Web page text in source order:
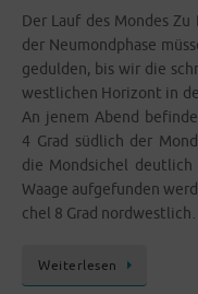
Der Lauf des Mon­des
der Neu­mond­pha­se
gedul­den, bis wir die
west­li­chen Hori­zont in
An jenem Abend
4 Grad süd­lich der
die Mond­si­chel deut­lich
Waa­ge auf­ge­fun­den
chel 8 Grad
Wei­ter­le­sen